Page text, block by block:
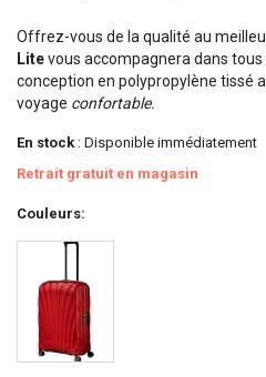
Offrez-vous de la qualité au
Litevous accompagnera dans tous
conception en polypropylène tissé
voyage confortable.
En stock : Disponible immédiatement
Retrait gratuit en magasin
Couleurs